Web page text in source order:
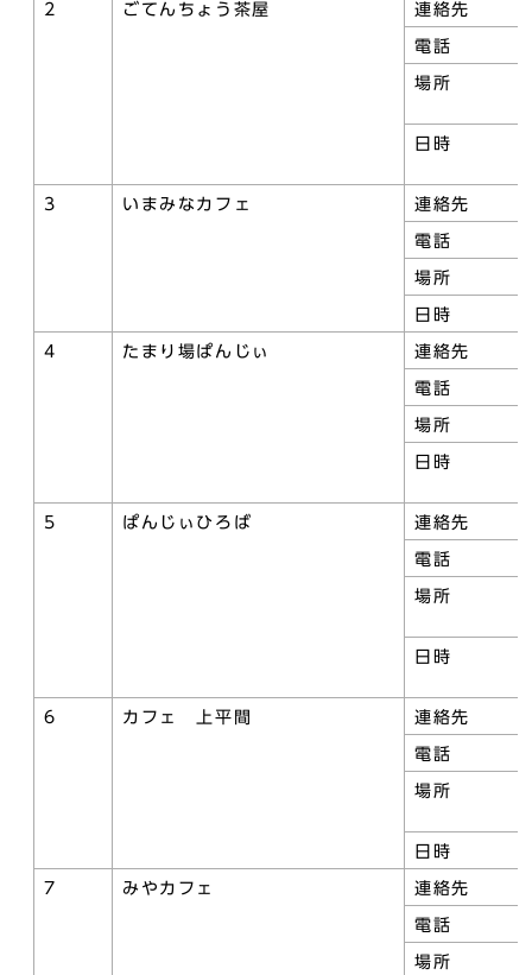
2 ごてんちょう茶屋 連絡先
電話
場所
日時
3 いまみなカフェ 連絡先
電話
場所
日時
4 たまり場ぱんじぃ 連絡先
電話
場所
日時
5 ぱんじぃひろば 連絡先
電話
場所
日時
6 カフェ 上平間 連絡先
電話
場所
日時
7 みやカフェ 連絡先
電話
場所